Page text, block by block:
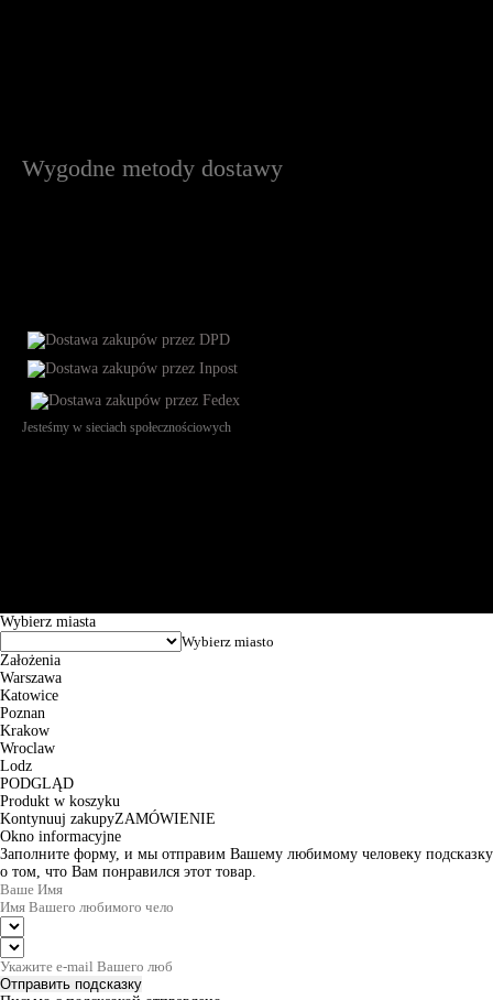
Wygodne metody dostawy
Jesteśmy w sieciach społecznościowych
Wybierz miasta
Założenia
Warszawa
Katowice
Poznan
Krakow
Wroclaw
Lodz
PODGLĄD
Produkt w koszyku
Kontynuuj zakupyZAMÓWIENIE
Okno informacyjne
Заполните форму, и мы отправим Вашему любимому человеку подсказку
о том, что Вам понравился этот товар.
Отправить подсказку